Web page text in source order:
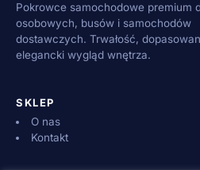
Pokrowce samochodowe premium
osobowych, busów i samochodów
dostawczych. Trwałość,
elegancki wygląd wnętrza.
SKLEP
O nas
Kontakt